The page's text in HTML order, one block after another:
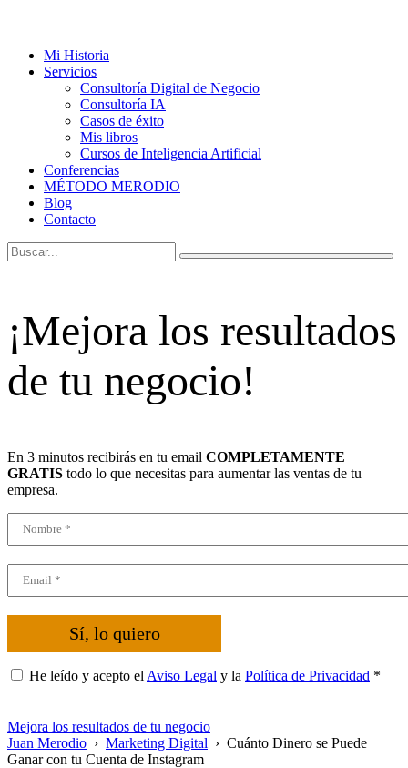
Mi Historia
Servicios
Consultoría Digital de Negocio
Consultoría IA
Casos de éxito
Mis libros
Cursos de Inteligencia Artificial
Conferencias
MÉTODO MERODIO
Blog
Contacto
¡Mejora los resultados
de tu negocio!
En 3 minutos recibirás en tu email COMPLETAMENTE
GRATIS todo lo que necesitas para aumentar las ventas de tu
empresa.
Sí, lo quiero
He leído y acepto el Aviso Legal y la Política de Privacidad *
Mejora los resultados de tu negocio
Juan Merodio › Marketing Digital › Cuánto Dinero se Puede
Ganar con tu Cuenta de Instagram